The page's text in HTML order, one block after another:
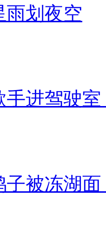
雨划夜空
手进驾驶
子被冻湖